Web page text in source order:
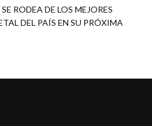
RODEA DE LOS MEJORES
DEL PAÍS EN SU PRÓXIMA